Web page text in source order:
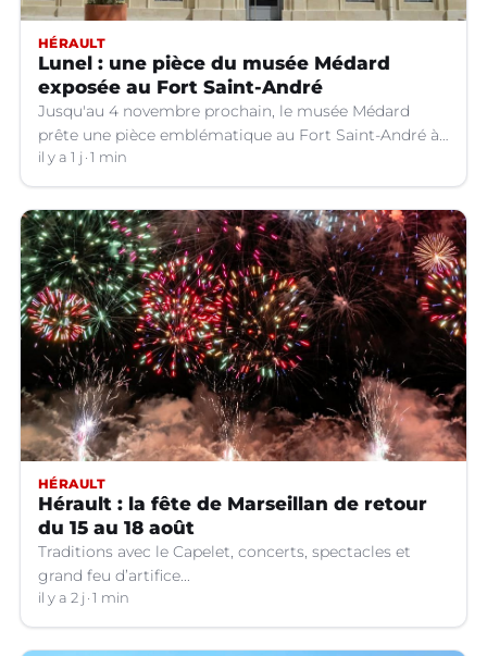
HÉRAULT
Lunel : une pièce du musée Médard
exposée au Fort Saint-André
Jusqu'au 4 novembre prochain, le musée Médard
prête une pièce emblématique au Fort Saint-André à
Villeneuve-lez-Avignon (Gard).
il y a 1 j 1 min
HÉRAULT
Hérault : la fête de Marseillan de retour
du 15 au 18 août
Traditions avec le Capelet, concerts, spectacles et
grand feu d’artifice...
il y a 2 j 1 min